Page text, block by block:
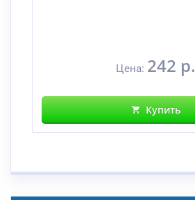
Цена: 242 р.
Купить